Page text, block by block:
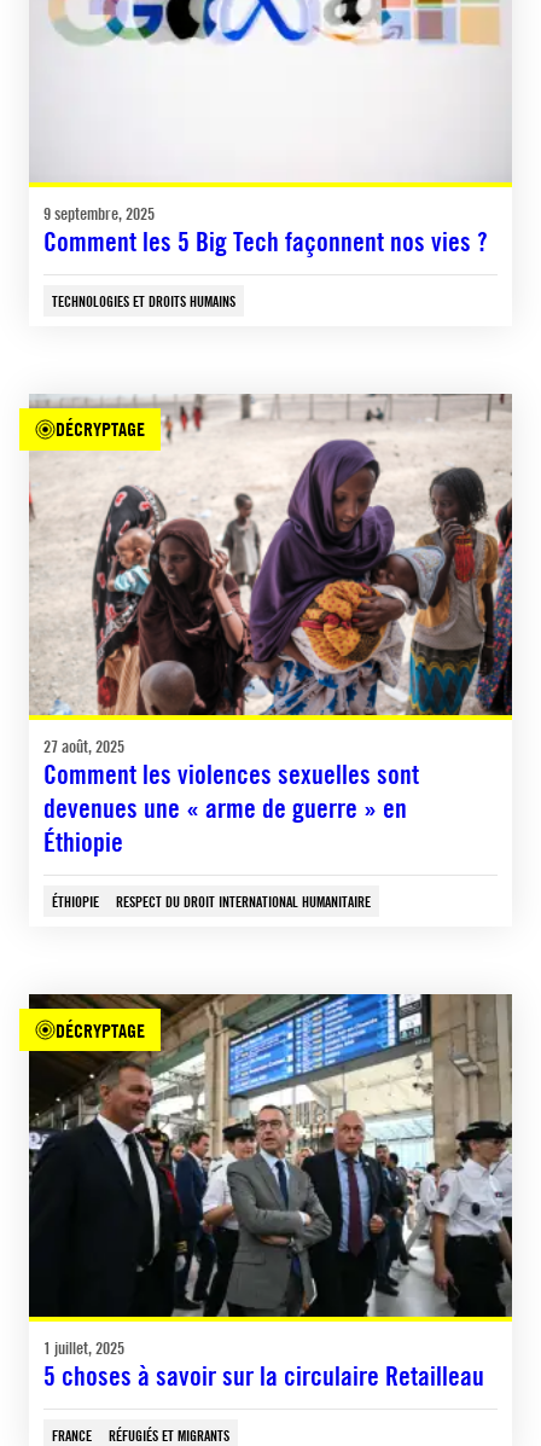
9 septembre, 2025
Comment les 5 Big Tech façonnent nos vies ?
TECHNOLOGIES ET DROITS HUMAINS
DÉCRYPTAGE
27 août, 2025
Comment les violences sexuelles sont
devenues une « arme de guerre » en
Éthiopie
ÉTHIOPIE RESPECT DU DROIT INTERNATIONAL HUMANITAIRE
DÉCRYPTAGE
1 juillet, 2025
5 choses à savoir sur la circulaire Retailleau
FRANCE RÉFUGIÉS ET MIGRANTS